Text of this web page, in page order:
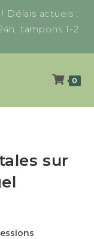
Délais actuels :
tampons 1-2
0
sur